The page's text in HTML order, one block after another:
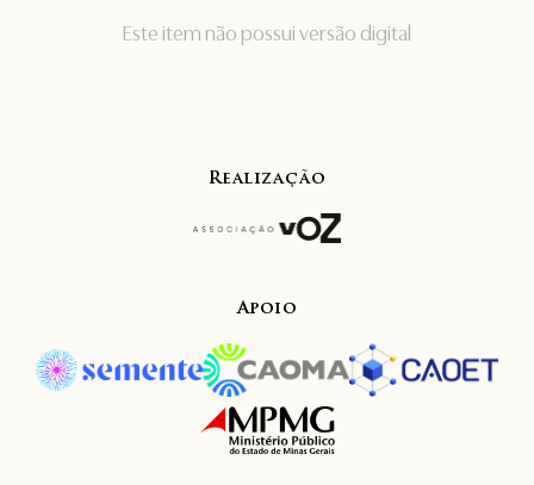
Este item não possui versão digital
Realização
Apoio